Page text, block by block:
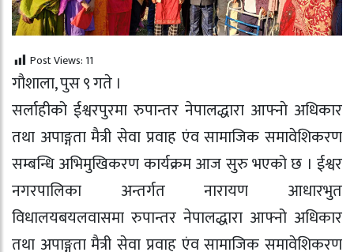
Post Views: 11
गाैशाला, पुस ९ गते ।
सर्लाहीको ईश्वरपुरमा रुपान्तर नेपालद्धारा आफ्नाे अधिकार
तथा अपाङ्गता मैत्री सेवा प्रवाह एंव सामाजिक समावेशिकरण
सम्बन्धि अभिमुखिकरण कार्यक्रम आज सुरु भएको छ । ईश्वर
नगरपालिका अन्तर्गत नारायण आधारभुत
विधालयबयलवासमा रुपान्तर नेपालद्धारा आफ्नो अधिकार
तथा अपाङ्गता मैत्री सेवा प्रवाह एंव सामाजिक समावेशिकरण